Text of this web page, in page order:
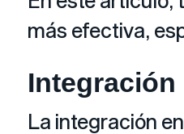
más efectiva,
Integración
La integración